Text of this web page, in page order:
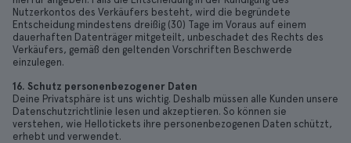
Nutzerkontos des Verkäufers besteht, wird die begründete
Entscheidung mindestens dreißig (30) Tage im Voraus auf einem
dauerhaften Datenträger mitgeteilt, unbeschadet des Rechts des
Verkäufers, gemäß den geltenden Vorschriften Beschwerde
einzulegen.
16. Schutz personenbezogener Daten
Deine Privatsphäre ist uns wichtig. Deshalb müssen alle Kunden unsere
Datenschutzrichtlinie lesen und akzeptieren. So können sie
verstehen, wie Hellotickets ihre personenbezogenen Daten schützt,
erhebt und verwendet.